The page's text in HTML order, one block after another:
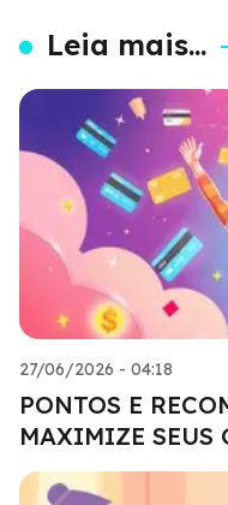
Leia mais...
27/06/2026 - 04:18
PONTOS E
MAXIMIZE SEUS